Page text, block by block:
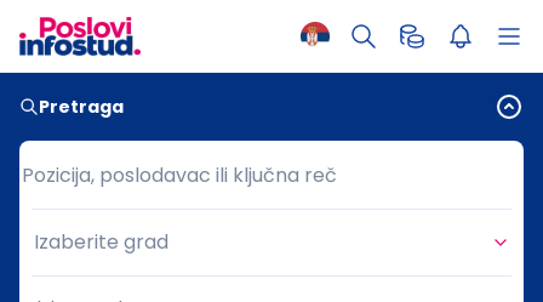
Pretraga
Pozicija, poslodavac ili ključna reč
Pozicija, poslodavac ili ključna reč
Grad
Izaberite grad